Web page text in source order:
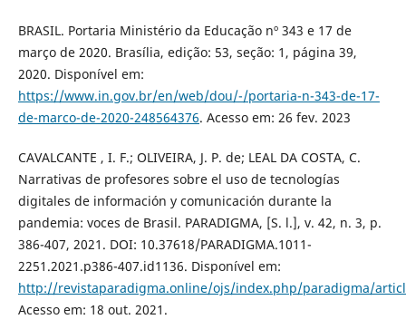
BRASIL. Portaria Ministério da Educação nº 343 e 17 de
março de 2020. Brasília, edição: 53, seção: 1, página 39,
2020. Disponível em:
https://www.in.gov.br/en/web/dou/-/portaria-n-343-de-17-
de-marco-de-2020-248564376. Acesso em: 26 fev. 2023
CAVALCANTE , I. F.; OLIVEIRA, J. P. de; LEAL DA COSTA, C.
Narrativas de profesores sobre el uso de tecnologías
digitales de información y comunicación durante la
pandemia: voces de Brasil. PARADIGMA, [S. l.], v. 42, n. 3, p.
386-407, 2021. DOI: 10.37618/PARADIGMA.1011-
2251.2021.p386-407.id1136. Disponível em:
http://revistaparadigma.online/ojs/index.php/paradigma/
Acesso em: 18 out. 2021.